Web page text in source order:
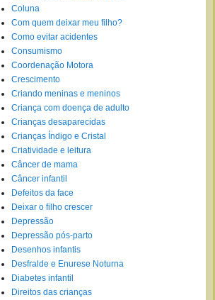
Coluna
Com quem deixar meu filho?
Como evitar acidentes
Consumismo
Coordenação Motora
Crescimento
Criando meninas e meninos
Criança com doença de adulto
Crianças desaparecidas
Crianças Índigo e Cristal
Criatividade e leitura
Câncer de mama
Câncer infantil
Defeitos da face
Deixar o filho crescer
Depressão
Depressão pós-parto
Desenhos infantis
Desfralde e Enurese Noturna
Diabetes infantil
Direitos das crianças